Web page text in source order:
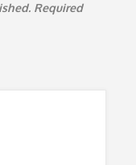
Required